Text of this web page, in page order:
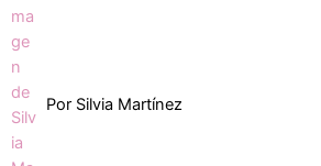
Por Silvia Martínez